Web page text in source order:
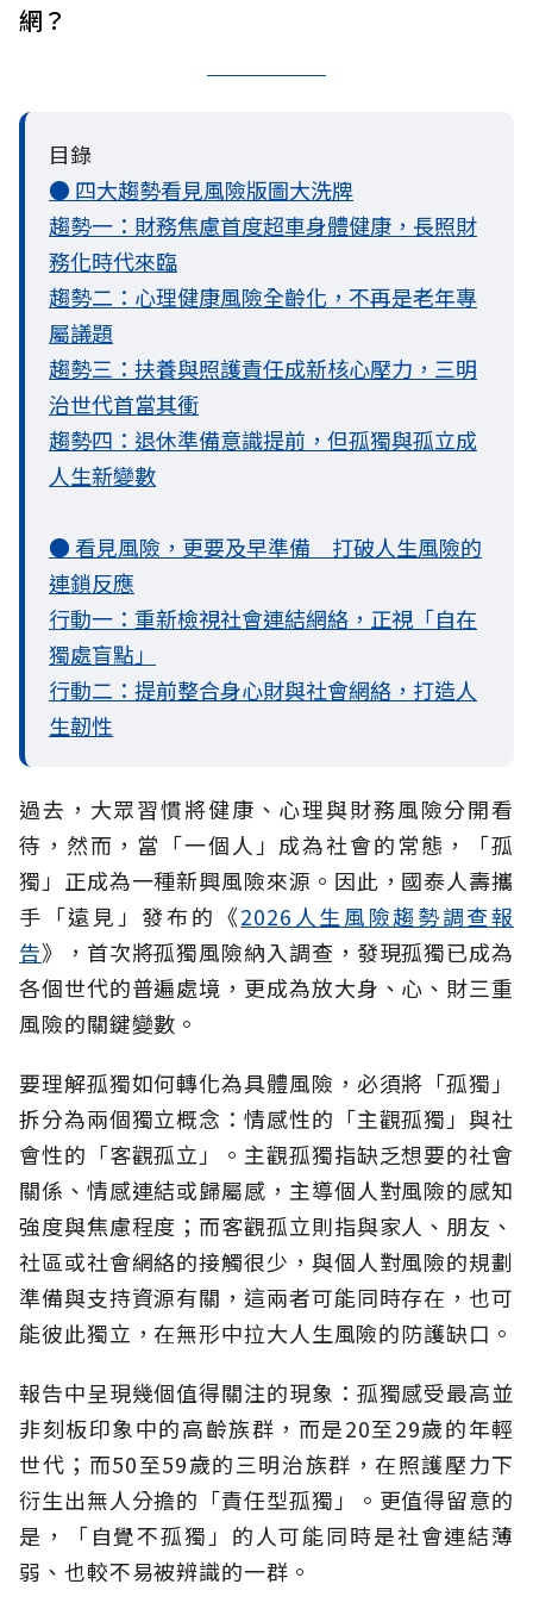
網？
目錄
● 四大趨勢看見風險版圖大洗牌
趨勢一：財務焦慮首度超車身體健康，長照財
務化時代來臨
趨勢二：心理健康風險全齡化，不再是老年專
屬議題
趨勢三：扶養與照護責任成新核心壓力，三明
治世代首當其衝
趨勢四：退休準備意識提前，但孤獨與孤立成
人生新變數
● 看見風險，更要及早準備 打破人生風險的
連鎖反應
行動一：重新檢視社會連結網絡，正視「自在
獨處盲點」
行動二：提前整合身心財與社會網絡，打造人
生韌性
過去，大眾習慣將健康、心理與財務風險分開看
待，然而，當「一個人」成為社會的常態，「孤
獨」正成為一種新興風險來源。因此，國泰人壽攜
手「遠見」發布的《2026人生風險趨勢調查報
告》，首次將孤獨風險納入調查，發現孤獨已成為
各個世代的普遍處境，更成為放大身、心、財三重
風險的關鍵變數。
要理解孤獨如何轉化為具體風險，必須將「孤獨」
拆分為兩個獨立概念：情感性的「主觀孤獨」與社
會性的「客觀孤立」。主觀孤獨指缺乏想要的社會
關係、情感連結或歸屬感，主導個人對風險的感知
強度與焦慮程度；而客觀孤立則指與家人、朋友、
社區或社會網絡的接觸很少，與個人對風險的規劃
準備與支持資源有關，這兩者可能同時存在，也可
能彼此獨立，在無形中拉大人生風險的防護缺口。
報告中呈現幾個值得關注的現象：孤獨感受最高並
非刻板印象中的高齡族群，而是20至29歲的年輕
世代；而50至59歲的三明治族群，在照護壓力下
衍生出無人分擔的「責任型孤獨」。更值得留意的
是，「自覺不孤獨」的人可能同時是社會連結薄
弱、也較不易被辨識的一群。